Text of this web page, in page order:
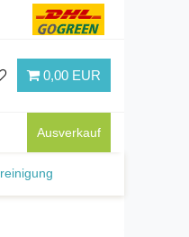
0,00 EUR
Ausverkauf